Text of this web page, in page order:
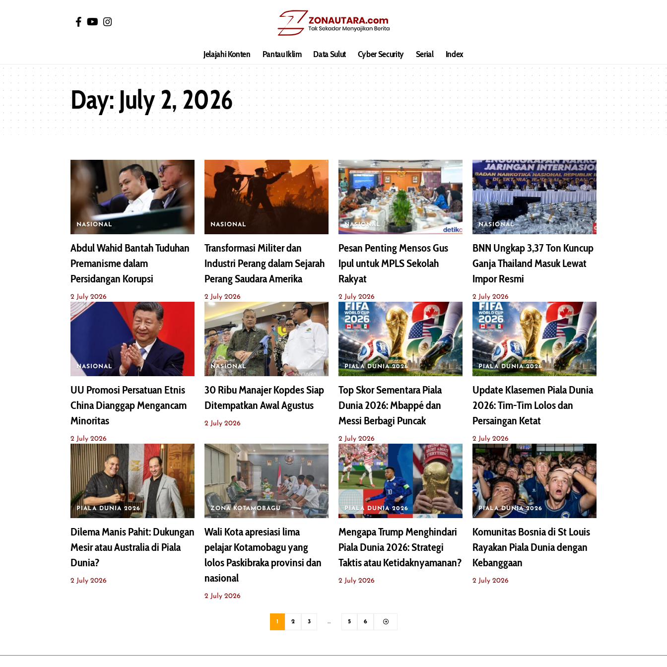
Jelajahi Konten Pantau Iklim Data Sulut Cyber Security Serial Index
Day:July 2, 2026
NASIONAL
Abdul Wahid Bantah Tuduhan
Premanisme dalam
Persidangan Korupsi
2 July 2026
NASIONAL
Transformasi Militer dan
Industri Perang dalam Sejarah
Perang Saudara Amerika
2 July 2026
NASIONAL
Pesan Penting Mensos Gus
Ipul untuk MPLS Sekolah
Rakyat
2 July 2026
NASIONAL
BNN Ungkap 3,37 Ton Kuncup
Ganja Thailand Masuk Lewat
Impor Resmi
2 July 2026
NASIONAL
UU Promosi Persatuan Etnis
China Dianggap Mengancam
Minoritas
2 July 2026
NASIONAL
30 Ribu Manajer Kopdes Siap
Ditempatkan Awal Agustus
2 July 2026
PIALA DUNIA 2026
Top Skor Sementara Piala
Dunia 2026: Mbappé dan
Messi Berbagi Puncak
2 July 2026
PIALA DUNIA 2026
Update Klasemen Piala Dunia
2026: Tim-Tim Lolos dan
Persaingan Ketat
2 July 2026
PIALA DUNIA 2026
Dilema Manis Pahit: Dukungan
Mesir atau Australia di Piala
Dunia?
2 July 2026
ZONA KOTAMOBAGU
Wali Kota apresiasi lima
pelajar Kotamobagu yang
lolos Paskibraka provinsi dan
nasional
2 July 2026
PIALA DUNIA 2026
Mengapa Trump Menghindari
Piala Dunia 2026: Strategi
Taktis atau Ketidaknyamanan?
2 July 2026
PIALA DUNIA 2026
Komunitas Bosnia di St Louis
Rayakan Piala Dunia dengan
Kebanggaan
2 July 2026
1 2 3 … 5 6